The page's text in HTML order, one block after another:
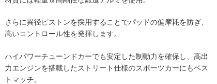
さらに異径ピストンを採用することでパッドの偏摩耗を防ぎ、
高いコントロール性を発揮します。
ハイパワーチューンドカーでも安定した制動力を確保し、高出
力エンジンを搭載したストリート仕様のスポーツカーにもベス
トマッチ。